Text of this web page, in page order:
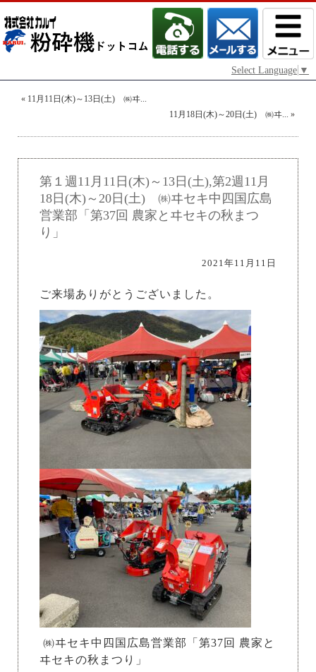
Select Language ▼
« 11月11日(木)～13日(土) ㈱ヰ...
11月18日(木)～20日(土) ㈱ヰ... »
第１週11月11日(木)～13日(土),第2週11月
18日(木)～20日(土) ㈱ヰセキ中四国広島
営業部「第37回 農家とヰセキの秋まつ
り」
2021年11月11日
ご来場ありがとうございました。
㈱ヰセキ中四国広島営業部「第37回 農家と
ヰセキの秋まつり」